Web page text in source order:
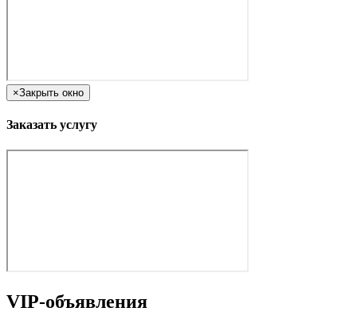
×Закрыть окно
Заказать услугу
VIP-объявления